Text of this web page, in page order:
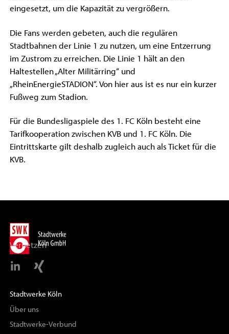
eingesetzt, um die Kapazität zu vergrößern.
Die Fans werden gebeten, auch die regulären
Stadtbahnen der Linie 1 zu nutzen, um eine Entzerrung
im Zustrom zu erreichen. Die Linie 1 hält an den
Haltestellen „Alter Militärring“ und
„RheinEnergieSTADION“. Von hier aus ist es nur ein kurzer
Fußweg zum Stadion.
Für die Bundesligaspiele des 1. FC Köln besteht eine
Tarifkooperation zwischen KVB und 1. FC Köln. Die
Eintrittskarte gilt deshalb zugleich auch als Ticket für die
KVB.
Vernetzen
Stadtwerke Köln
Über uns
Stadtwerke-Verbund